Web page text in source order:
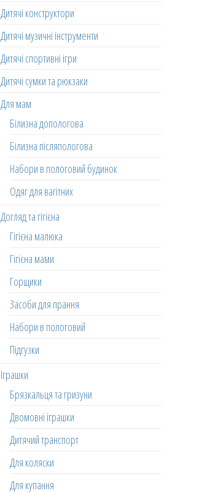
Дитячі конструктори
Дитячі музичні інструменти
Дитячі спортивні ігри
Дитячі сумки та рюкзаки
Для мам
Білизна допологова
Білизна післяпологова
Набори в пологовий будинок
Одяг для вагітних
Догляд та гігієна
Гігієна малюка
Гігієна мами
Горщики
Засоби для прання
Набори в пологовий
Підгузки
Іграшки
Брязкальця та гризуни
Двомовні іграшки
Дитячий транспорт
Для коляски
Для купання